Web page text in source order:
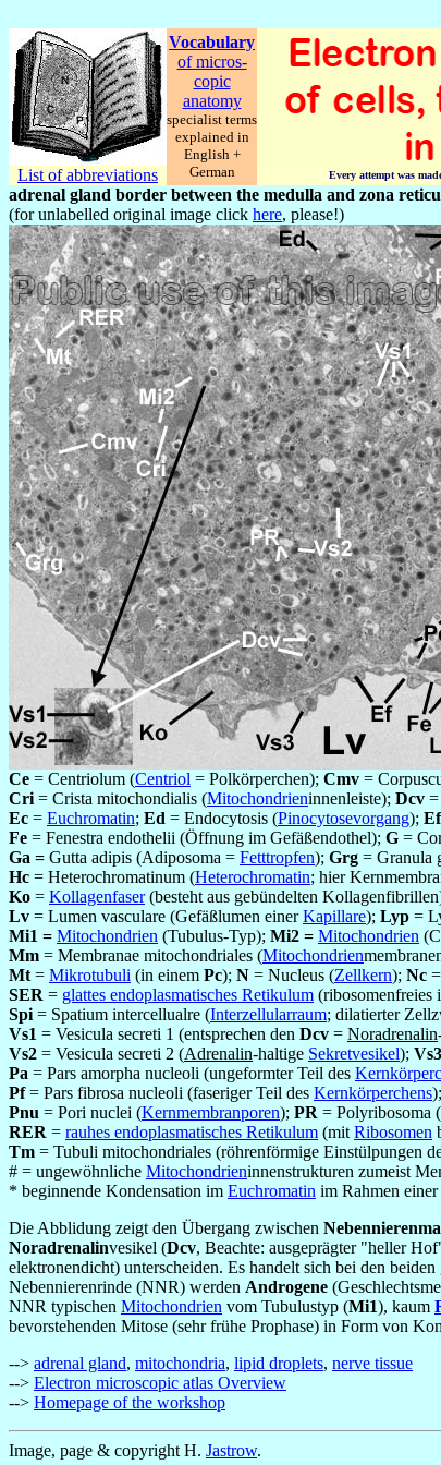
List of abbreviations
Vocabulary
of micros-
copic
anatomy
specialist terms
explained in
English +
German
Every attempt was
adrenal gland border between the medulla and zona
(for unlabelled original image click here, please!)
Ce = Centriolum (Centriol = Polkörperchen); Cmv =
Cri = Crista mitochondialis (Mitochondrieninnenleiste); Dcv =
Ec = Euchromatin; Ed = Endocytosis (Pinocytosevorgang); Ef
Fe = Fenestra endothelii (Öffnung im Gefäßendothel); G =
Ga = Gutta adipis (Adiposoma = Fetttropfen); Grg = Granula
Hc = Heterochromatinum (Heterochromatin; hier
Ko = Kollagenfaser(besteht aus gebündelten
Lv = Lumen vasculare (Gefäßlumen einerKapillare); Lyp =
Mi1 = Mitochondrien (Tubulus-Typ); Mi2 = Mitochondrien
Mm = Membranae mitochondriales (Mitochondrien
Mt = Mikrotubuli (in einem Pc); N = Nucleus (Zellkern); Nc
SER = glattes endoplasmatisches Retikulum (ribosomenfreies
Spi = Spatium intercellualre (Interzellularraum; dilatierter
Vs1 = Vesicula secreti 1 (entsprechen den Dcv = Noradrenalin
Vs2 = Vesicula secreti 2 (Adrenalin-haltige Sekretvesikel); Vs3
Pa = Pars amorpha nucleoli (ungeformter Teil des
Pf= Pars fibrosa nucleoli (faseriger Teil des Kernkörperchens);
Pnu = Pori nuclei (Kernmembranporen); PR = Polyribosoma
RER = rauhes endoplasmatisches Retikulum (mit Ribosomen
Tm = Tubuli mitochondriales (röhrenförmige Einstülpungen
# = ungewöhnliche Mitochondrieninnenstrukturen zumeist
* beginnende Kondensation im Euchromatin im Rahmen
Die Abblidung zeigt den Übergang zwischen
Noradrenalinvesikel (Dcv, Beachte: ausgeprägter "heller
elektronendicht) unterscheiden. Es handelt sich bei den
Nebennierenrinde (NNR) werden Androgene
NNR typischen Mitochondrien vom Tubulustyp (Mi1), kaum
bevorstehenden Mitose (sehr frühe Prophase) in Form von
--> adrenal gland, mitochondria, lipid droplets, nerve tissue
--> Electron microscopic atlas Overview
--> Homepage of the workshop
Image, page & copyright H. Jastrow.